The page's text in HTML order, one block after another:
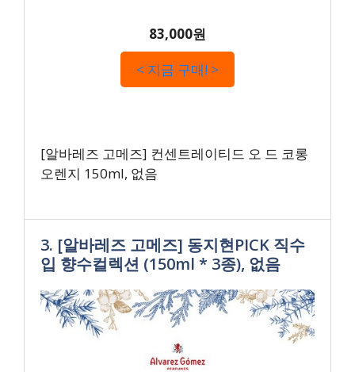
83,000원
< 지금 구매! >
[알바레즈 고메즈] 컨센트레이티드 오 드 코롱
오렌지 150ml, 없음
3. [알바레즈 고메즈] 동지현PICK 직수
입 향수컬렉션 (150ml * 3종), 없음